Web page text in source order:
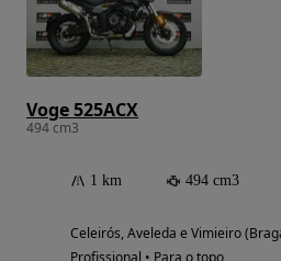
Voge 525ACX
494 cm3
1 km 494 cm3
Celeirós, Aveleda e Vimieiro